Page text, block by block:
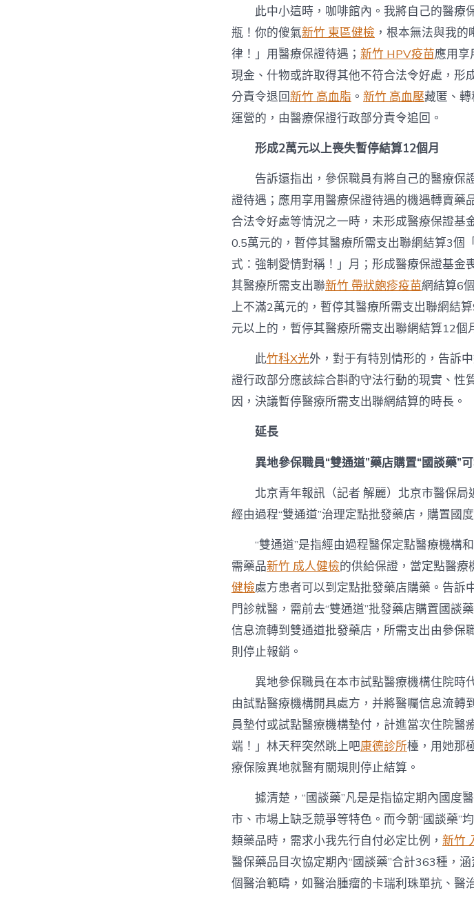
此中小這時，咖啡館內。我將自己的醫療
瓶！你的傻氣新竹 東區健檢 ，根本無法與我
律！」用醫療保證待遇； 新竹 HPV疫苗應用享
現金、什物或許取得其他不符合法令好處，形
分責令退回新竹 高血脂 。 新竹 高血壓藏匿、
運營的，由醫療保證行政部分責令追回。
形成2萬元以上喪失暫停結算12個月
告訴還指出，參保職員有將自己的醫療保
證待遇；應用享用醫療保證待遇的機遇轉賣藥
合法令好處等情況之一時，未形成醫療保證基
0.5萬元的，暫停其醫療所需支出聯網結算3個
式：強制愛情對稱！」月；形成醫療保證基金
其醫療所需支出聯新竹 帶狀皰疹疫苗網結算6
上不滿2萬元的，暫停其醫療所需支出聯網結
元以上的，暫停其醫療所需支出聯網結算12個
此竹科X光外，對于有特別情形的，告訴
證行政部分應該綜合斟酌守法行動的現實、性
因，決議暫停醫療所需支出聯網結算的時長。
延長
異地參保職員“雙通道”藥店購置“國談藥”
北京青年報訊（記者 解麗）北京市醫保
經由過程“雙通道”治理定點批發藥店，購置國
“雙通道”是指經由過程醫保定點醫療機構
需藥品新竹 成人健檢的供給保證，當定點醫
健檢處方患者可以到定點批發藥店購藥。告訴
門診就醫，需前去“雙通道”批發藥店購置國談
信息流轉到雙通道批發藥店，所需支出由參保
則停止報銷。
異地參保職員在本市試點醫療機構住院時
由試點醫療機構開具處方，并將醫囑信息流
員墊付或試點醫療機構墊付，計進當次住院醫
端！」林天秤突然跳上吧康德診所檯，用她那
療保險異地就醫有關規則停止結算。
據清楚，“國談藥”凡是是指協定期內國度
市、市場上缺乏競爭等特色。而今朝“國談藥”
類藥品時，需求小我先行自付必定比例， 新竹
醫保藥品目次協定期內“國談藥”合計363種，
個醫治範疇，如醫治腫瘤的卡瑞利珠單抗、醫